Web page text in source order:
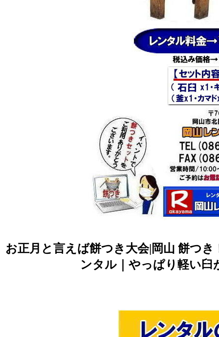
お正月と言えば餅つき大会|岡山 餅つ
ンタル｜やっぱり軽い臼